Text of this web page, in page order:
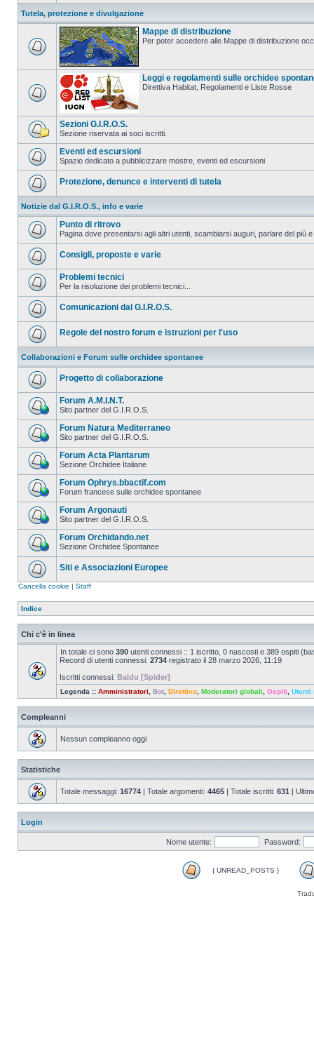
Tutela, protezione e divulgazione
Mappe di distribuzione
Per poter accedere alle Mappe di distribuzione
Leggi e regolamenti sulle orchidee
Direttiva Habitat, Regolamenti e Liste Rosse
Sezioni G.I.R.O.S.
Sezione riservata ai soci iscritti.
Eventi ed escursioni
Spazio dedicato a pubblicizzare mostre, eventi ed escursioni
Protezione, denunce e interventi di tutela
Notizie dal G.I.R.O.S., info e varie
Punto di ritrovo
Pagina dove presentarsi agli altri utenti, scambiarsi auguri, parlare del più
Consigli, proposte e varie
Problemi tecnici
Per la risoluzione dei problemi tecnici...
Comunicazioni dal G.I.R.O.S.
Regole del nostro forum e istruzioni per l'uso
Collaborazioni e Forum sulle orchidee spontanee
Progetto di collaborazione
Forum A.M.I.N.T.
Sito partner del G.I.R.O.S.
Forum Natura Mediterraneo
Sito partner del G.I.R.O.S.
Forum Acta Plantarum
Sezione Orchidee Italiane
Forum Ophrys.bbactif.com
Forum francese sulle orchidee spontanee
Forum Argonauti
Sito partner del G.I.R.O.S.
Forum Orchidando.net
Sezione Orchidee Spontanee
Siti e Associazioni Europee
Cancella cookie | Staff
Indice
Chi c’è in linea
In totale ci sono 390 utenti connessi :: 1 iscritto, 0 nascosti e 389 ospiti
Record di utenti connessi: 2734 registrato il 28 marzo 2026, 11:19
Iscritti connessi: Baidu [Spider]
Legenda :: Amministratori Bot Direttivo Moderatori globali Ospiti Utenti
Compleanni
Nessun compleanno oggi
Statistiche
Totale messaggi: 16774 | Totale argomenti: 4465 | Totale iscritti: 631 |
Login
Nome utente: Password:
{ UNREAD_POSTS }